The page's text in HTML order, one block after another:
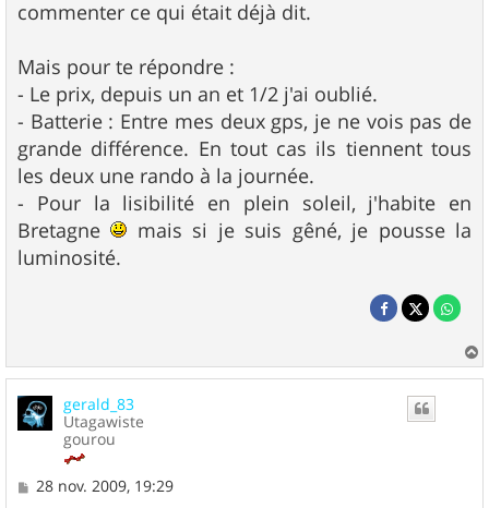
commenter ce qui était déjà dit.
Mais pour te répondre :
- Le prix, depuis un an et 1/2 j'ai oublié.
- Batterie : Entre mes deux gps, je ne vois pas de
grande différence. En tout cas ils tiennent tous
les deux une rando à la journée.
- Pour la lisibilité en plein soleil, j'habite en
Bretagne
mais si je suis gêné, je pousse la
luminosité.
a
gerald_83
Utagawiste
gourou
M
28 nov. 2009, 19:29